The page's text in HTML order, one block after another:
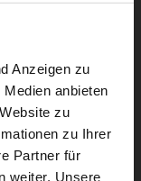
Anzeigen zu
anbieten
zu
zu Ihrer
Partner für
weiter. Unsere